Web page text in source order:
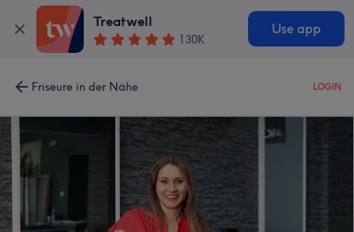
Treatwell
130K
Use app
Friseure in der Nähe LOGIN